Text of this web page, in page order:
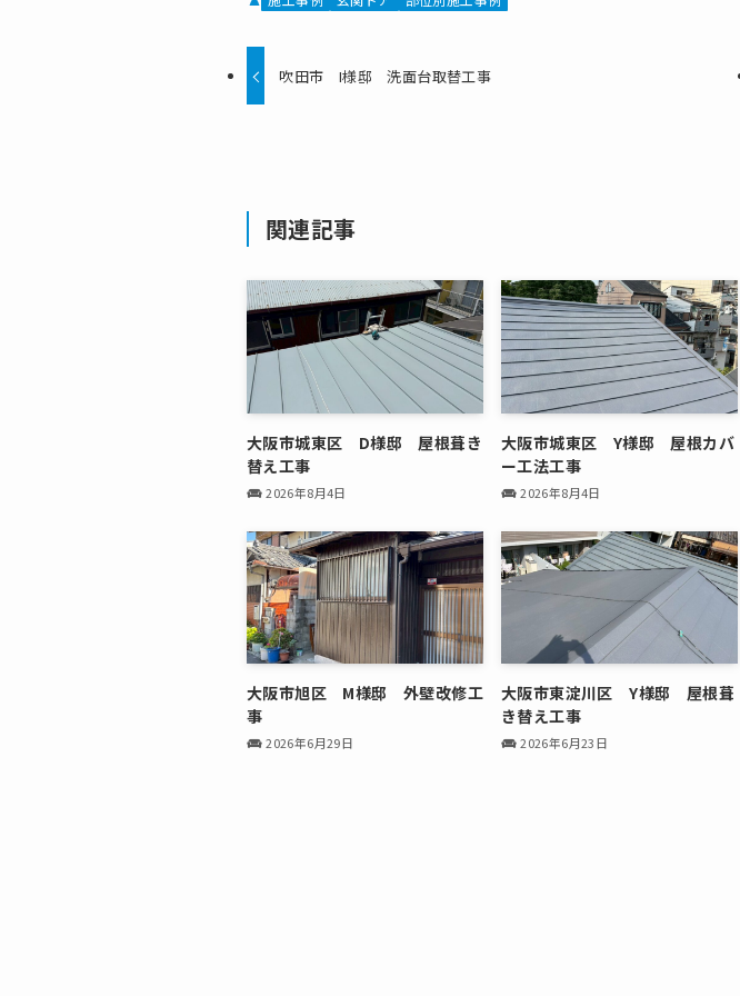
吹田市 I様邸 洗面台取替工事
関連記事
大阪市城東区 D様邸 屋根葺き
替え工事
2026年8月4日
大阪市城東区 Y様邸 屋根カバ
ー工法工事
2026年8月4日
大阪市旭区 M様邸 外壁改修工
事
2026年6月29日
大阪市東淀川区 Y様邸 屋根葺
き替え工事
2026年6月23日